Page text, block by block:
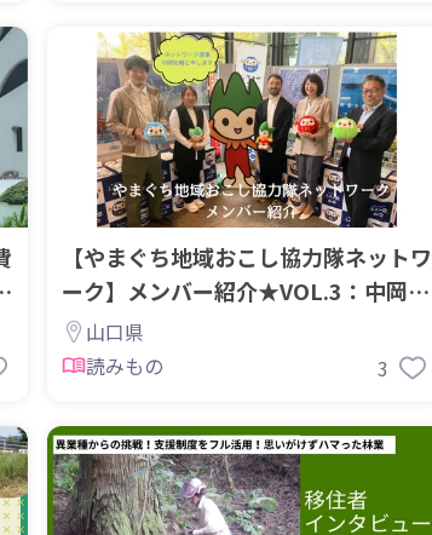
【やまぐち地域おこし協力隊ネットワ
ーク】メンバー紹介★VOL.3：中岡佑
輔理事
山口県
読みもの
3